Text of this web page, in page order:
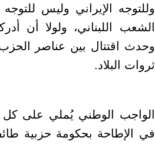
وللتوجه الإيراني وليس
الشعب اللبناني، ولولا أن
وحدث اقتتال بين عناصر
ثروات البلاد.
الواجب الوطني يُملي على كل
في الإطاحة بحكومة حزبية